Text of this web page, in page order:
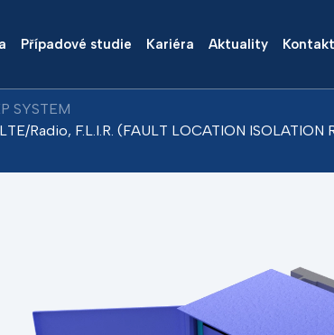
Případové studie Kariéra Aktuality Kontakt
SYSTEM
Radio, F.L.I.R. (FAULT LOCATION ISOLATION